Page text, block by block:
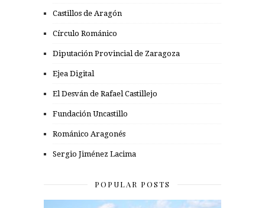
Castillos de Aragón
Círculo Románico
Diputación Provincial de Zaragoza
Ejea Digital
El Desván de Rafael Castillejo
Fundación Uncastillo
Románico Aragonés
Sergio Jiménez Lacima
POPULAR POSTS